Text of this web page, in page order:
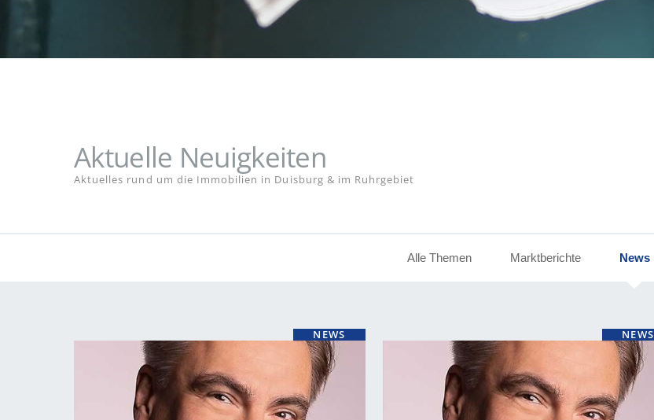
Aktuelle Neuigkeiten
Aktuelles rund um die Immobilien in Duisburg & im Ruhrgebiet
Alle Themen Marktberichte News
NEWS NEWS